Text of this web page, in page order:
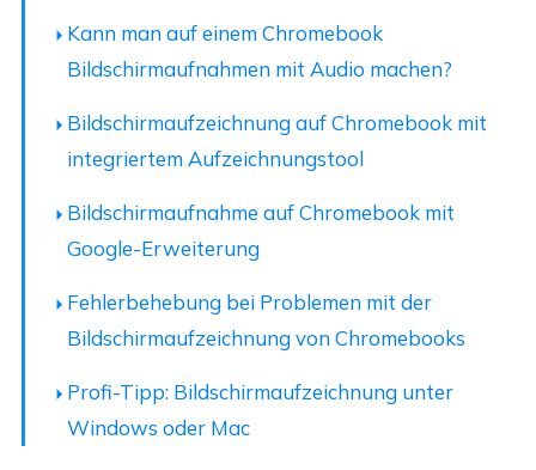
Kann man auf einem Chromebook
Bildschirmaufnahmen mit Audio machen?
Bildschirmaufzeichnung auf Chromebook mit
integriertem Aufzeichnungstool
Bildschirmaufnahme auf Chromebook mit
Google-Erweiterung
Fehlerbehebung bei Problemen mit der
Bildschirmaufzeichnung von Chromebooks
Profi-Tipp: Bildschirmaufzeichnung unter
Windows oder Mac